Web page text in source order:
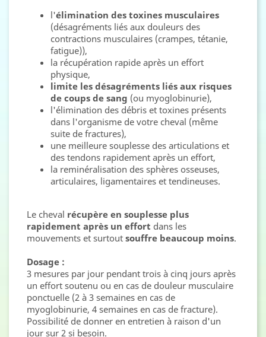
l'élimination des toxines musculaires
(désagréments liés aux douleurs des
contractions musculaires (crampes, tétanie,
fatigue)),
la récupération rapide après un effort
physique,
limite les désagréments liés aux risques
de coups de sang (ou myoglobinurie),
l'élimination des débris et toxines présents
dans l'organisme de votre cheval (même
suite de fractures),
une meilleure souplesse des articulations et
des tendons rapidement après un effort,
la reminéralisation des sphères osseuses,
articulaires, ligamentaires et tendineuses.
Le cheval récupère en souplesse plus
rapidement après un effort dans les
mouvements et surtout souffre beaucoup moins.
Dosage :
3 mesures par jour pendant trois à cinq jours après
un effort soutenu ou en cas de douleur musculaire
ponctuelle (2 à 3 semaines en cas de
myoglobinurie, 4 semaines en cas de fracture).
Possibilité de donner en entretien à raison d'un
jour sur 2 si besoin.